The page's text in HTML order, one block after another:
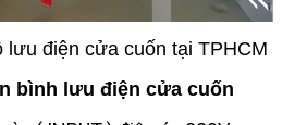
lưu điện cửa cuốn tại TPHCM
bình lưu điện cửa cuốn